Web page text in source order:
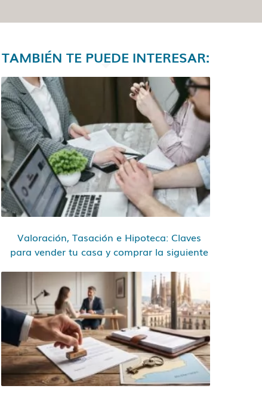
TAMBIÉN TE PUEDE INTERESAR:
Valoración, Tasación e Hipoteca: Claves
para vender tu casa y comprar la siguiente